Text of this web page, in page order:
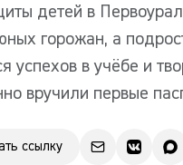
детей в
горожан, а
успехов в учёбе и
вручили первые
ссылку